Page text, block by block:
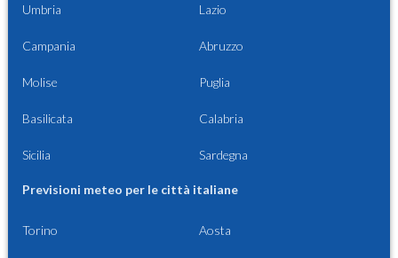
Umbria Lazio
Campania Abruzzo
Molise Puglia
Basilicata Calabria
Sicilia Sardegna
Previsioni meteo per le città italiane
Torino Aosta